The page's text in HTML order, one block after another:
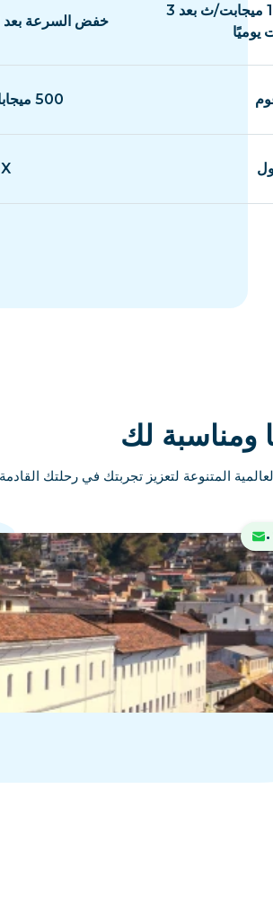
خفض السرعة إلى 1 ميجابت/ث بعد 3
يوميًا
خفض السرعة بعد 2 جيجابايت يوميًا
500 ميجابايت يوميًا
X
·